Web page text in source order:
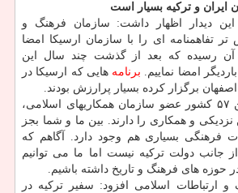
ایران و تركیه بسیار است
این دیدار اظهار داشت: سازمان فرهنگ و
تر تفاهمنامه ای را با سازمان ارسیكا امضا
آن رسیده كه بعد از گذشت چند سال این
امضا نماییم. برنامه هایی كه ارسیكا در
برگزار كرده بسیار پرارزش بودند.
وی اضافه كرد: در بین ۵۷ كشور عضو سازمان همكاریهای اسلامی،
نزدیكی و همكاری را دارند. بین ما و شما بجز
فرهنگی بسیاری هم وجود دارد. آگاهم كه
جانب دولت تركیه نیست اما ما می توانیم
حوزه های فرهنگ و تاریخ داشته باشیم.
ارتباطات اسلامی افزود: سفیر تركیه در